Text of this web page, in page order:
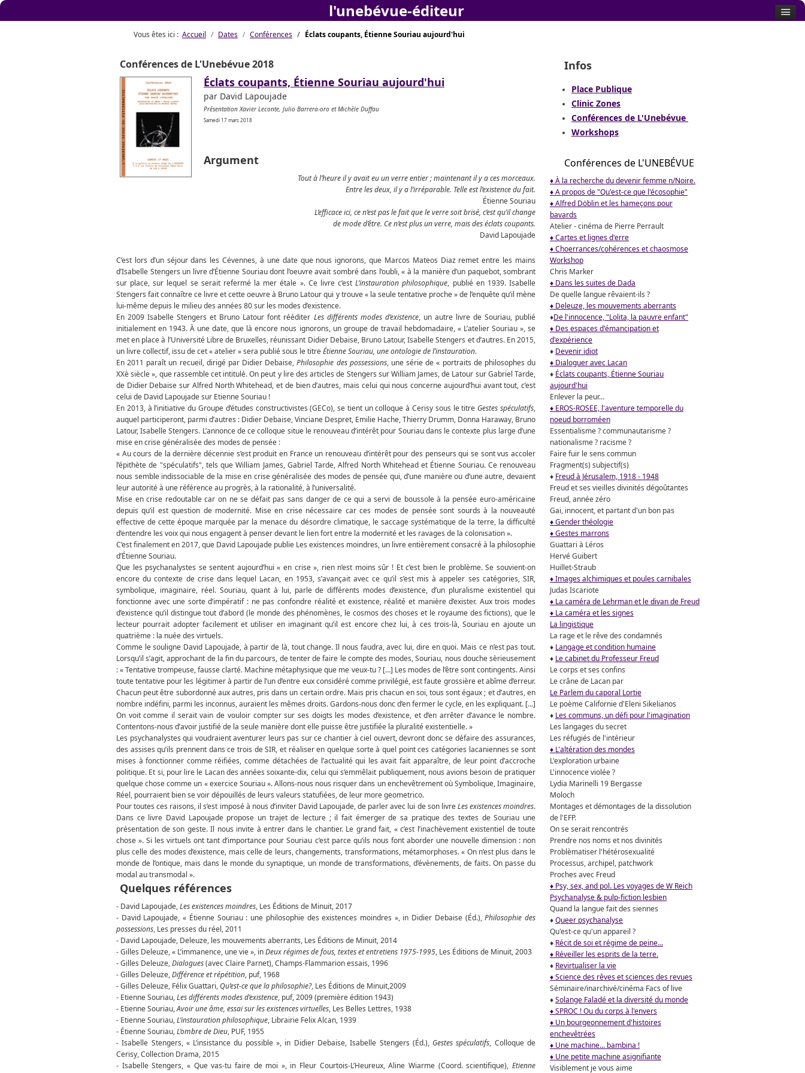
Vous êtes ici : Accueil Dates Conférences Éclats coupants, Étienne Souriau aujourd'hui
Conférences de L'Unebévue 2018
Éclats coupants, Étienne Souriau aujourd'hui
par David Lapoujade
Présentation Xavier Leconte, Julio Barrera-oro et Michèle Duffau
Samedi 17 mars 2018
Argument
Tout à l’heure il y avait eu un verre entier ; maintenant il y a ces morceaux.
Entre les deux, il y a l’irréparable. Telle est l’existence du fait.
Étienne Souriau
L’efficace ici, ce n’est pas le fait que le verre soit brisé, c’est qu’il change
de mode d’être. Ce n’est plus un verre, mais des éclats coupants.
David Lapoujade
C’est lors d’un séjour dans les Cévennes, à une date que nous ignorons, que Marcos Mateos Diaz remet entre les mains
d’Isabelle Stengers un livre d’Étienne Souriau dont l’oeuvre avait sombré dans l’oubli, « à la manière d’un paquebot, sombrant
sur place, sur lequel se serait refermé la mer étale ». Ce livre c’estL’instauration philosophique, publié en 1939. Isabelle
Stengers fait connaître ce livre et cette oeuvre à Bruno Latour qui y trouve « la seule tentative proche » de l’enquête qu’il mène
lui-même depuis le milieu des années 80 sur les modes d’existence.
En 2009 Isabelle Stengers et Bruno Latour font rééditer Les différents modes d’existence, un autre livre de Souriau, publié
initialement en 1943. À une date, que là encore nous ignorons, un groupe de travail hebdomadaire, « L’atelier Souriau », se
met en place à l’Université Libre de Bruxelles, réunissant Didier Debaise, Bruno Latour, Isabelle Stengers et d’autres. En 2015,
un livre collectif, issu de cet « atelier » sera publié sous le titreÉtienne Souriau, une ontologie de l’instauration.
En 2011 paraît un recueil, dirigé par Didier Debaise,Philosophie des possessions, une série de « portraits de philosophes du
XXè siècle », que rassemble cet intitulé. On peut y lire des articles de Stengers sur William James, de Latour sur Gabriel Tarde,
de Didier Debaise sur Alfred North Whitehead, et de bien d’autres, mais celui qui nous concerne aujourd’hui avant tout, c’est
celui de David Lapoujade sur Etienne Souriau !
En 2013, à l’initiative du Groupe d’études constructivistes (GECo), se tient un colloque à Cerisy sous le titreGestes spéculatifs,
auquel participeront, parmi d’autres : Didier Debaise, Vinciane Despret, Emilie Hache, Thierry Drumm, Donna Haraway, Bruno
Latour, Isabelle Stengers. L’annonce de ce colloque situe le renouveau d’intérêt pour Souriau dans le contexte plus large d’une
mise en crise généralisée des modes de pensée :
« Au cours de la dernière décennie s’est produit en France un renouveau d’intérêt pour des penseurs qui se sont vus accoler
l’épithète de "spéculatifs", tels que William James, Gabriel Tarde, Alfred North Whitehead et Étienne Souriau. Ce renouveau
nous semble indissociable de la mise en crise généralisée des modes de pensée qui, d’une manière ou d’une autre, devaient
leur autorité à une référence au progrès, à la rationalité, à l’universalité.
Mise en crise redoutable car on ne se défait pas sans danger de ce qui a servi de boussole à la pensée euro-américaine
depuis qu’il est question de modernité. Mise en crise nécessaire car ces modes de pensée sont sourds à la nouveauté
effective de cette époque marquée par la menace du désordre climatique, le saccage systématique de la terre, la difficulté
d’entendre les voix qui nous engagent à penser devant le lien fort entre la modernité et les ravages de la colonisation ».
C’est finalement en 2017, que David Lapoujade publie Les existences moindres, un livre entièrement consacré à la philosophie
d’Étienne Souriau.
Que les psychanalystes se sentent aujourd’hui « en crise », rien n’est moins sûr ! Et c’est bien le problème. Se souvient-on
encore du contexte de crise dans lequel Lacan, en 1953, s’avançait avec ce qu’il s’est mis à appeler ses catégories, SIR,
symbolique, imaginaire, réel. Souriau, quant à lui, parle de différents modes d’existence, d’un pluralisme existentiel qui
fonctionne avec une sorte d’impératif : ne pas confondre réalité et existence, réalité et manière d’exister. Aux trois modes
d’existence qu’il distingue tout d’abord (le monde des phénomènes, le cosmos des choses et le royaume des fictions), que le
lecteur pourrait adopter facilement et utiliser en imaginant qu’il est encore chez lui, à ces trois-là, Souriau en ajoute un
quatrième : la nuée des virtuels.
Comme le souligne David Lapoujade, à partir de là, tout change. Il nous faudra, avec lui, dire en quoi. Mais ce n’est pas tout.
Lorsqu’il s’agit, approchant de la fin du parcours, de tenter de faire le compte des modes, Souriau, nous douche sèrieusement
: « Tentative trompeuse, fausse clarté. Machine métaphysique que me veux-tu ? […] Les modes de l’être sont contingents. Ainsi
toute tentative pour les légitimer à partir de l’un d’entre eux considéré comme privilégié, est faute grossière et abîme d’erreur.
Chacun peut être subordonné aux autres, pris dans un certain ordre. Mais pris chacun en soi, tous sont égaux ; et d’autres, en
nombre indéfini, parmi les inconnus, auraient les mêmes droits. Gardons-nous donc d’en fermer le cycle, en les expliquant. […]
On voit comme il serait vain de vouloir compter sur ses doigts les modes d’existence, et d’en arrêter d’avance le nombre.
Contentons-nous d’avoir justifié de la seule manière dont elle puisse être justifiée la pluralité existentielle. »
Les psychanalystes qui voudraient aventurer leurs pas sur ce chantier à ciel ouvert, devront donc se défaire des assurances,
des assises qu’ils prennent dans ce trois de SIR, et réaliser en quelque sorte à quel point ces catégories lacaniennes se sont
mises à fonctionner comme réifiées, comme détachées de l’actualité qui les avait fait apparaître, de leur point d’accroche
politique. Et si, pour lire le Lacan des années soixante-dix, celui qui s’emmêlait publiquement, nous avions besoin de pratiquer
quelque chose comme un « exercice Souriau ». Allons-nous nous risquer dans un enchevêtrement où Symbolique, Imaginaire,
Réel, pourraient bien se voir dépouillés de leurs valeurs statufiées, de leur more geometrico.
Pour toutes ces raisons, il s’est imposé à nous d’inviter David Lapoujade, de parler avec lui de son livreLes existences moindres.
Dans ce livre David Lapoujade propose un trajet de lecture ; il fait émerger de sa pratique des textes de Souriau une
présentation de son geste. Il nous invite à entrer dans le chantier. Le grand fait, « c’est l’inachèvement existentiel de toute
chose ». Si les virtuels ont tant d’importance pour Souriau c’est parce qu’ils nous font aborder une nouvelle dimension : non
plus celle des modes d’existence, mais celle de leurs, changements, transformations, métamorphoses. « On n’est plus dans le
monde de l’ontique, mais dans le monde du synaptique, un monde de transformations, d’évènements, de faits. On passe du
modal au transmodal ».
Quelques références
- David Lapoujade,Les existences moindres, Les Éditions de Minuit, 2017
- David Lapoujade, « Étienne Souriau : une philosophie des existences moindres », in Didier Debaise (Éd.),Philosophie des
possessions, Les presses du réel, 2011
- David Lapoujade, Deleuze, les mouvements aberrants, Les Éditions de Minuit, 2014
- Gilles Deleuze, « L’immanence, une vie », inDeux régimes de fous, textes et entretiens 1975-1995, Les Éditions de Minuit, 2003
- Gilles Deleuze,Dialogues(avec Claire Parnet), Champs-Flammarion essais, 1996
- Gilles Deleuze,Différence et répétition, puf, 1968
- Gilles Deleuze, Félix Guattari,Qu’est-ce que la philosophie?, Les Éditions de Minuit,2009
- Etienne Souriau,Les différents modes d’existence, puf, 2009 (première édition 1943)
- Etienne Souriau,Avoir une âme, essai sur les existences virtuelles, Les Belles Lettres, 1938
- Etienne Souriau,L’instauration philosophique, Librairie Felix Alcan, 1939
- Étienne Souriau,L’ombre de Dieu, PUF, 1955
- Isabelle Stengers, « L’insistance du possible », in Didier Debaise, Isabelle Stengers (Éd.),Gestes spéculatifs, Colloque de
Cerisy, Collection Drama, 2015
- Isabelle Stengers, « Que vas-tu faire de moi », in Fleur Courtois-L’Heureux, Aline Wiarme (Coord. scientifique), Etienne
Infos
Place Publique
Clinic Zones
Conférences de L'Unebévue
Workshops
Conférences de L'UNEBÉVUE
♦ À la recherche du devenir femme n/Noire.
♦ A propos de "Qu'est-ce que l'écosophie"
♦ Alfred Döblin et les hameçons pour
bavards
Atelier - cinéma de Pierre Perrault
♦ Cartes et lignes d'erre
♦ Choerrances/cohérences et chaosmose
Workshop
Chris Marker
♦ Dans les suites de Dada
De quelle langue rêvaient-ils ?
♦ Deleuze, les mouvements aberrants
♦De l'innocence, "Lolita, la pauvre enfant"
♦ Des espaces d'émancipation et
d'expérience
♦ Devenir idiot
♦ Dialoguer avec Lacan
♦ Éclats coupants, Étienne Souriau
aujourd'hui
Enlever la peur…
♦ EROS-ROSEE, l'aventure temporelle du
noeud borroméen
Essentialisme ? communautarisme ?
nationalisme ? racisme ?
Faire fuir le sens commun
Fragment(s) subjectif(s)
♦ Freud à Jérusalem, 1918 - 1948
Freud et ses vieilles divinités dégoûtantes
Freud, année zéro
Gai, innocent, et partant d'un bon pas
♦ Gender théologie
♦ Gestes marrons
Guattari à Léros
Hervé Guibert
Huillet-Straub
♦ Images alchimiques et poules carnibales
Judas Iscariote
♦ La caméra de Lehrman et le divan de Freud
♦ La caméra et les signes
La lingistique
La rage et le rêve des condamnés
♦ Langage et condition humaine
♦ Le cabinet du Professeur Freud
Le corps et ses confins
Le crâne de Lacan par
Le Parlem du caporal Lortie
Le poème Californie d'Eleni Sikelianos
♦ Les communs, un défi pour l'imagination
Les langages du secret
Les réfugiés de l'intérieur
♦ L'altération des mondes
L'exploration urbaine
L'innocence violée ?
Lydia Marinelli 19 Bergasse
Moloch
Montages et démontages de la dissolution
de l'EFP.
On se serait rencontrés
Prendre nos noms et nos divinités
Problèmatiser l'hétérosexualité
Processus, archipel, patchwork
Proches avec Freud
♦ Psy, sex, and pol. Les voyages de W Reich
Psychanalyse & pulp-fiction lesbien
Quand la langue fait des siennes
♦Queer psychanalyse
Qu'est-ce qu'un appareil ?
♦ Récit de soi et régime de peine...
♦ Réveiller les esprits de la terre.
♦ Revirtualiser la vie
♦ Science des rêves et sciences des revues
Séminaire/inarchivé/cinéma Facs of live
♦Solange Faladé et la diversité du monde
♦ SPROC ! Ou du corps à l'envers
♦ Un bourgeonnement d'histoires
enchevêtrées
♦ Une machine... bambina !
♦ Une petite machine asignifiante
Visiblement je vous aime
l'unebévue-éditeur